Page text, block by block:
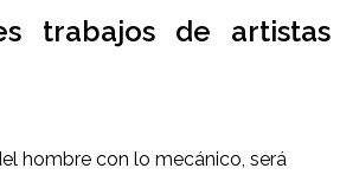
trabajos de artistas
hombre con lo mecánico, será